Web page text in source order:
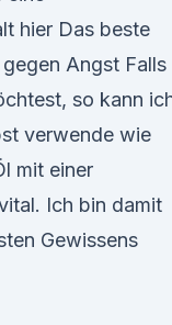
hier Das beste
Angst Falls
so kann
verwende wie
mit einer
Ich bin damit
Gewissens